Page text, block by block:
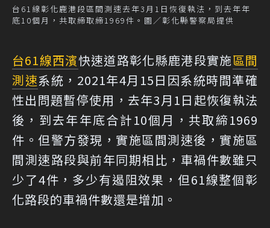
台61線彰化鹿港段區間測速去年3月1日恢復執法，到去年年
底10個月，共取締取締1969件。圖／彰化縣警察局提供
台61線西濱快速道路彰化縣鹿港段實施區間
測速系統，2021年4月15日因系統時間準確
性出問題暫停使用，去年3月1日起恢復執法
後，到去年年底合計10個月，共取締1969
件。但警方發現，實施區間測速後，實施區
間測速路段與前年同期相比，車禍件數雖只
少了4件，多少有遏阻效果，但61線整個彰
化路段的車禍件數還是增加。